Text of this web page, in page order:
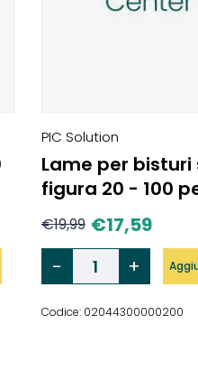
PIC Solution
Lame per bisturi
figura 20 - 100
€19,99 €17,59
Codice: 02044300000200